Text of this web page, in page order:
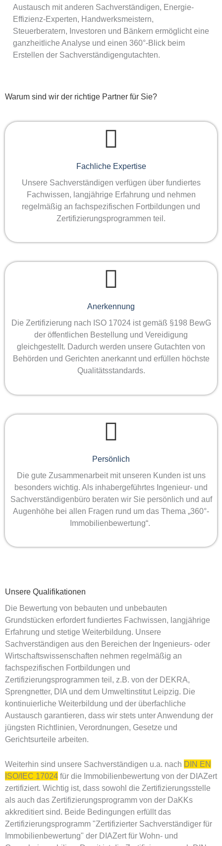
Austausch mit anderen Sachverständigen, Energie-
Effizienz-Experten, Handwerksmeistern,
Steuerberatern, Investoren und Bänkern ermöglicht eine
ganzheitliche Analyse und einen 360°-Blick beim
Erstellen der Sachverständigengutachten.
Warum sind wir der richtige Partner für Sie?
Fachliche Expertise
Unsere Sachverständigen verfügen über fundiertes
Fachwissen, langjährige Erfahrung und nehmen
regelmäßig an fachspezifischen Fortbildungen und
Zertifizierungsprogrammen teil.
Anerkennung
Die Zertifizierung nach ISO 17024 ist gemäß §198 BewG
der öffentlichen Bestellung und Vereidigung
gleichgestellt. Dadurch werden unsere Gutachten von
Behörden und Gerichten anerkannt und erfüllen höchste
Qualitätsstandards.
Persönlich
Die gute Zusammenarbeit mit unseren Kunden ist uns
besonders wichtig. Als inhabergeführtes Ingenieur- und
Sachverständigenbüro beraten wir Sie persönlich und auf
Augenhöhe bei allen Fragen rund um das Thema „360°-
Immobilienbewertung“.
Unsere Qualifikationen
Die Bewertung von bebauten und unbebauten
Grundstücken erfordert fundiertes Fachwissen, langjährige
Erfahrung und stetige Weiterbildung. Unsere
Sachverständigen aus den Bereichen der Ingenieurs- oder
Wirtschaftswissenschaften nehmen regelmäßig an
fachspezifischen Fortbildungen und
Zertifizierungsprogrammen teil, z.B. von der DEKRA,
Sprengnetter, DIA und dem Umweltinstitut Leipzig. Die
kontinuierliche Weiterbildung und der überfachliche
Austausch garantieren, dass wir stets unter Anwendung der
jüngsten Richtlinien, Verordnungen, Gesetze und
Gerichtsurteile arbeiten.
Weiterhin sind unsere Sachverständigen u.a. nach DIN EN
ISO/IEC 17024 für die Immobilienbewertung von der DIAZert
zertifiziert. Wichtig ist, dass sowohl die Zertifizierungsstelle
als auch das Zertifizierungsprogramm von der DaKKs
akkreditiert sind. Beide Bedingungen erfüllt das
Zertifizierungsprogramm "Zertifizierter Sachverständiger für
Immobilienbewertung" der DIAZert für Wohn- und